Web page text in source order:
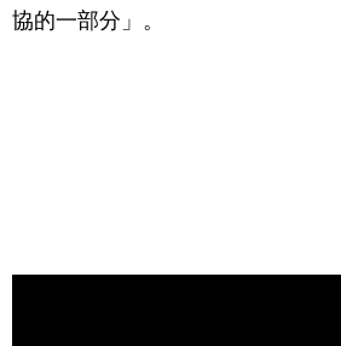
協的一部分」。